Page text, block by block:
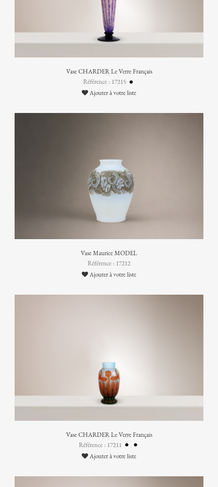
Vase CHARDER Le Verre Français
Référence : 17215
Ajouter à votre liste
Vase Maurice MODEL
Référence : 17212
Ajouter à votre liste
Vase CHARDER Le Verre Français
Référence : 17211
Ajouter à votre liste